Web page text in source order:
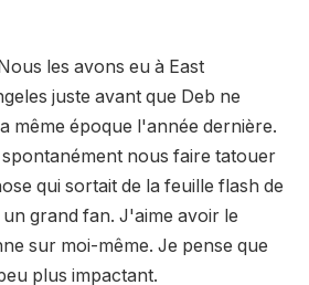
les avons eu à East
juste avant que Deb ne
même époque l'année dernière.
nous faire tatouer
qui sortait de la feuille flash de
grand fan. J'aime avoir le
sur moi-même. Je pense que
plus impactant.